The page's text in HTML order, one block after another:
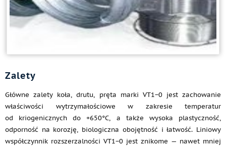
Zalety
Główne zalety koła, drutu, pręta marki VT1−0 jest zachowanie
właściwości wytrzymałościowe w zakresie temperatur
od kriogenicznych do +650°C, a także wysoka plastyczność,
odporność na korozję, biologiczna obojętność i łatwość. Liniowy
współczynnik rozszerzalności VT1−0 jest znikome — nawet mniej